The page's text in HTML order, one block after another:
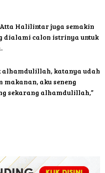
Halilintar juga semakin
dialami calon istrinya untuk
alhamdulillah, katanya udah
makanan, aku seneng
sekarang alhamdulillah,”